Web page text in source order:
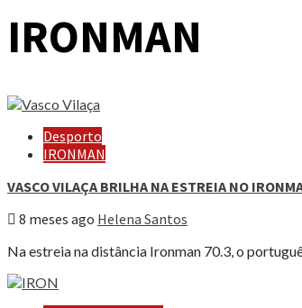
IRONMAN
Desporto
IRONMAN
VASCO VILAÇA BRILHA NA ESTREIA NO
8 meses ago Helena Santos
Na estreia na distância Ironman 70.3, o